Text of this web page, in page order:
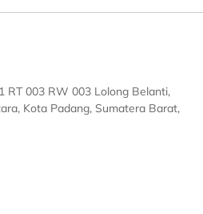
RT 003 RW 003 Lolong Belanti,
Kota Padang, Sumatera Barat,